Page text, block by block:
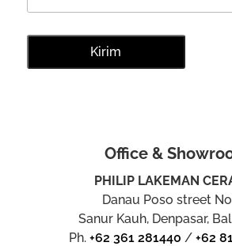
Office &
PHILIP LAKEMAN
Danau Poso street
Sanur Kauh, Denpasar,
Ph.+62 361 281440 /+62